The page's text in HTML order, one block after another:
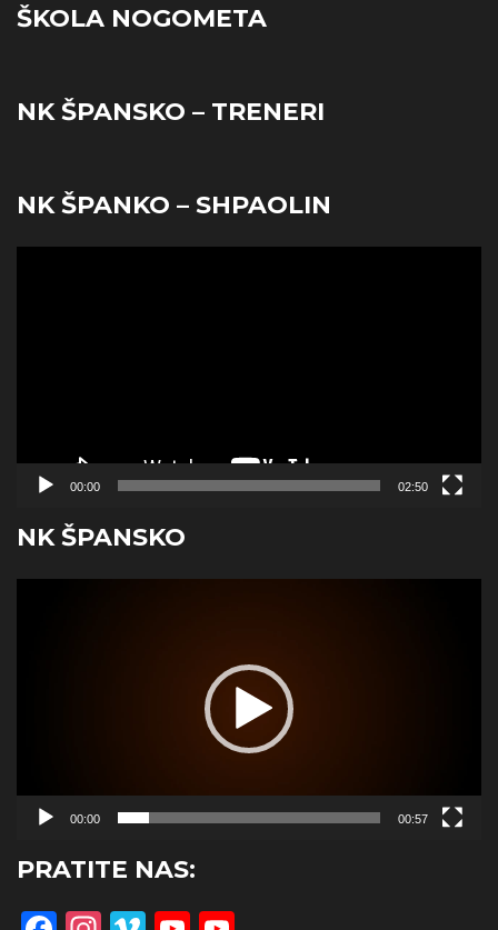
ŠKOLA NOGOMETA
NK ŠPANSKO – TRENERI
NK ŠPANKO – SHPAOLIN
00:00 02:50
NK ŠPANSKO
00:00 00:57
PRATITE NAS: